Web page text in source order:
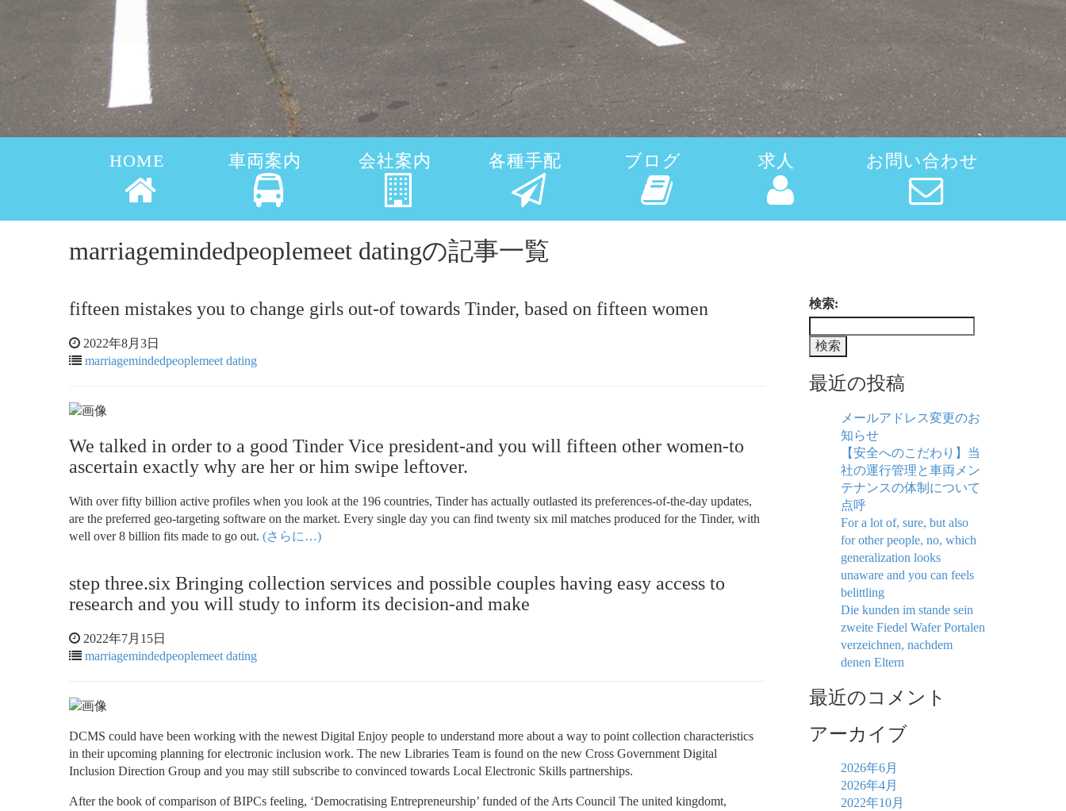
HOME 車両案内 会社案内 各種手配 ブログ 求人 お問い合わせ
marriagemindedpeoplemeet datingの記事一覧
fifteen mistakes you to change girls out-of towards Tinder, based on fifteen women
2022年8月3日
marriagemindedpeoplemeet dating
We talked in order to a good Tinder Vice president-and you will fifteen other women-to
ascertain exactly why are her or him swipe leftover.
With over fifty billion active profiles when you look at the 196 countries, Tinder has actually outlasted its preferences-of-the-day updates,
are the preferred geo-targeting software on the market. Every single day you can find twenty six mil matches produced for the Tinder, with
well over 8 billion fits made to go out. (さらに…)
step three.six Bringing collection services and possible couples having easy access to
research and you will study to inform its decision-and make
2022年7月15日
marriagemindedpeoplemeet dating
DCMS could have been working with the newest Digital Enjoy people to understand more about a way to point collection characteristics
in their upcoming planning for electronic inclusion work. The new Libraries Team is found on the new Cross Government Digital
Inclusion Direction Group and you may still subscribe to convinced towards Local Electronic Skills partnerships.
After the book of comparison of BIPCs feeling, ‘Democratising Entrepreneurship’ funded of the Arts Council The united kingdomt,
検索:
最近の投稿
メールアドレス変更のお
知らせ
【安全へのこだわり】当
社の運行管理と車両メン
テナンスの体制について
点呼
For a lot of, sure, but also
for other people, no, which
generalization looks
unaware and you can feels
belittling
Die kunden im stande sein
zweite Fiedel Wafer Portalen
verzeichnen, nachdem
denen Eltern
最近のコメント
アーカイブ
2026年6月
2026年4月
2022年10月